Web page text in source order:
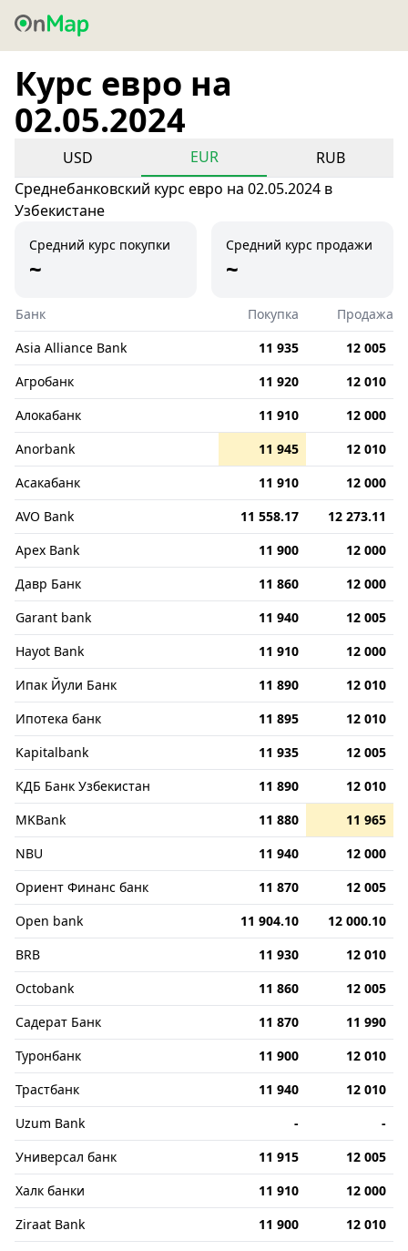
Курс евро на
02.05.2024
USD EUR
RUB
Среднебанковский курс евро на 02.05.2024 в
Узбекистане
Средний курс покупки
~
Средний курс продажи
~
Банк Покупка
Продажа
Asia Alliance Bank
11 935
12 005
Агробанк
11 920
12 010
Алокабанк
11 910
12 000
Anorbank
11 945
12 010
Асакабанк
11 910
12 000
AVO Bank
11 558.17
12 273.11
Apex Bank
11 900
12 000
Давр Банк
11 860
12 000
Garant bank
11 940
12 005
Hayot Bank
11 910
12 000
Ипак Йули Банк
11 890
12 010
Ипотека банк
11 895
12 010
Kapitalbank
11 935
12 005
КДБ Банк Узбекистан
11 890
12 010
MKBank
11 880
11 965
NBU
11 940
12 000
Ориент Финанс банк
11 870
12 005
Open bank
11 904.10
12 000.10
BRB
11 930
12 010
Octobank
11 860
12 005
Садерат Банк
11 870
11 990
Туронбанк
11 900
12 010
Трастбанк
11 940
12 010
Uzum Bank
-
-
Универсал банк
11 915
12 005
Халк банки
11 910
12 000
Ziraat Bank
11 900
12 010